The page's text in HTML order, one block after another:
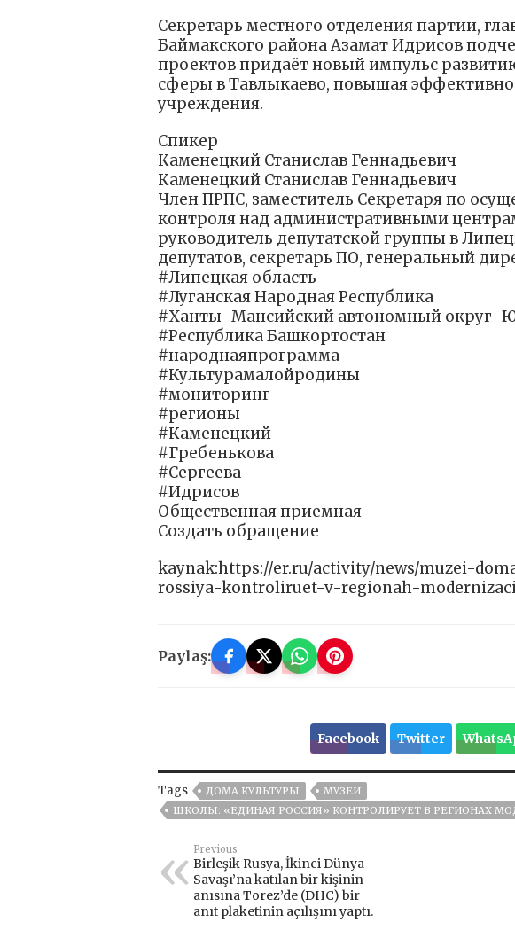
Секретарь местного отделения партии,
Баймакского района Азамат Идрисов
проектов придаёт новый импульс
сферы в Тавлыкаево, повышая
учреждения.
Спикер
Каменецкий Станислав Геннадьевич
Каменецкий Станислав Геннадьевич
Член ПРПС, заместитель Секретаря по
контроля над административными
руководитель депутатской группы в
депутатов, секретарь ПО, генеральный
#Липецкая область
#Луганская Народная Республика
#Ханты-Мансийский автономный округ-
#Республика Башкортостан
#народнаяпрограмма
#Культурамалойродины
#мониторинг
#регионы
#Каменецкий
#Гребенькова
#Сергеева
#Идрисов
Общественная приемная
Создать обращение
kaynak:https://er.ru/activity/news/muzei-
rossiya-kontroliruet-v-regionah-
Paylaş:
Facebook Twitter
Tags ДОМА КУЛЬТУРЫ
МУЗЕИ
ШКОЛЫ: «ЕДИНАЯ РОССИЯ» КОНТРОЛИРУЕТ В РЕГИОНАХ
Previous
Birleşik Rusya, İkinci Dünya
Savaşı’na katılan bir kişinin
anısına Torez’de (DHC) bir
anıt plaketinin açılışını yaptı.